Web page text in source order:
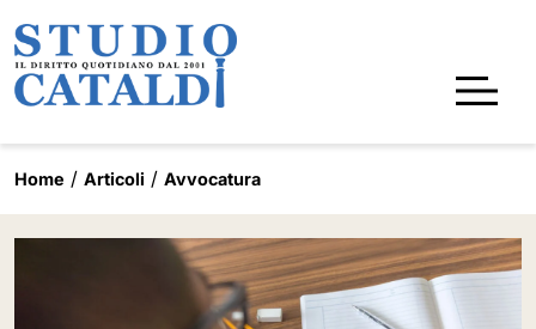
Home Articoli Avvocatura